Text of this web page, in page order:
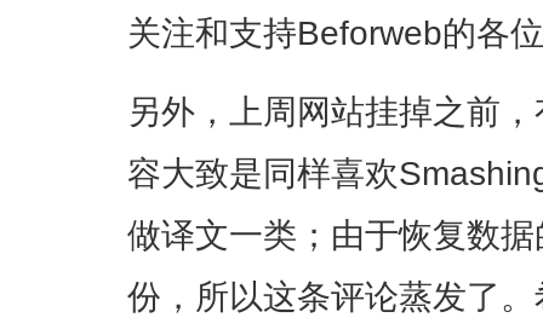
关注和支持Beforweb的各
另外，上周网站挂掉之前
容大致是同样喜欢
做译文一类；由于恢复数
份，所以这条评论蒸发了